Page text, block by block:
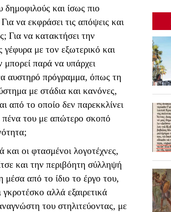
και ίσως πιο
να εκφράσει τις απόψεις και
Για να κατακτήσει την
με τον εξωτερικό και
παρά να υπάρχει
αυστηρό πρόγραμμα, όπως τη
με στάδια και κανόνες,
από το οποίο δεν παρεκκλίνει
πένα του με απώτερο σκοπό
οι φτασμένοι λογοτέχνες,
και την περιβόητη σύλληψή
μέσα από το ίδιο το έργο του,
αλλά εξαιρετικά
του στηλιτεύοντας, με